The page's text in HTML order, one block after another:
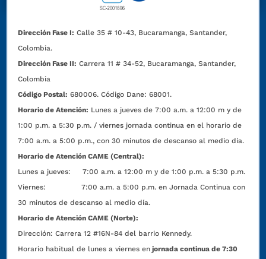
Dirección Fase I: Calle 35 # 10-43, Bucaramanga, Santander,
Colombia.
Dirección Fase II: Carrera 11 # 34-52, Bucaramanga, Santander,
Colombia
Código Postal: 680006. Código Dane: 68001.
Horario de Atención: Lunes a jueves de 7:00 a.m. a 12:00 m y de
1:00 p.m. a 5:30 p.m. / viernes jornada continua en el horario de
7:00 a.m. a 5:00 p.m., con 30 minutos de descanso al medio día.
Horario de Atención CAME (Central):
Lunes a jueves: 7:00 a.m. a 12:00 m y de 1:00 p.m. a 5:30 p.m.
Viernes: 7:00 a.m. a 5:00 p.m. en Jornada Continua con
30 minutos de descanso al medio día.
Horario de Atención CAME (Norte):
Dirección:Carrera 12 #16N-84 del barrio Kennedy.
Horario habitual de lunes a viernes en jornada continua de 7:30